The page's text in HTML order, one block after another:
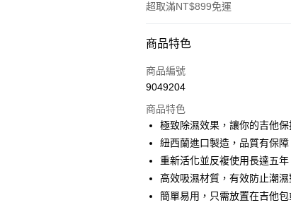
超取滿NT$899免運
付款方式
信用卡一次付款
3 期 0 利率 每期NT$293
合作金庫商業銀行
華南商業銀行
國泰世華商業銀行
臺灣中小企業銀行
6 期 0 利率 每期NT$146
合作金庫商業銀行
華南商業銀行
上海商業儲蓄銀行
12 期 0 利率 每期NT$73
合作金庫商業銀行
華南商業銀行
超商取貨付款
商品特色
商品編號
9049204
商品特色
極致除濕效果，讓你的吉他保
紐西蘭進口製造，品質有保障
重新活化並反複使用長達五年
高效吸濕材質，有效防止潮濕
簡單易用，只需放置在吉他包